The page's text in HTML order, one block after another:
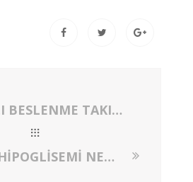
SAĞLIKLI BESLENME TAKINTISINA DİKKAT!
REAKTİF HİPOGLİSEMİ NEDİR? REAKTİF HİPOGLİSEMİSİ OLANLAR NASIL BESLENMELİDİR?